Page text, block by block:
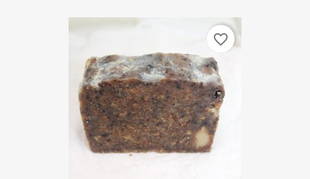
favorite_border